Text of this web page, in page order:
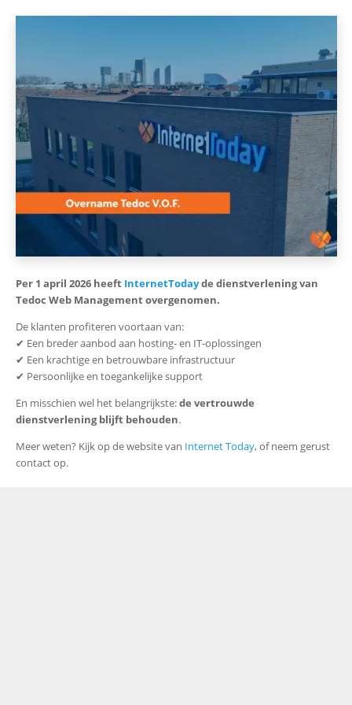
Per 1 april 2026 heeft InternetTodayde dienstverlening van
Tedoc Web Management overgenomen.
De klanten profiteren voortaan van:
✔ Een breder aanbod aan hosting- en IT-oplossingen
✔ Een krachtige en betrouwbare infrastructuur
✔ Persoonlijke en toegankelijke support
En misschien wel het belangrijkste:de vertrouwde
dienstverlening blijft behouden.
Meer weten? Kijk op de website van Internet Today, of neem gerust
contact op.